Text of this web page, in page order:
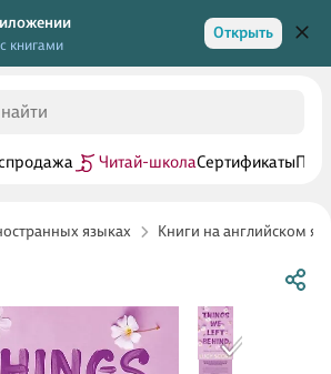
книгами
Открыть
Читай-школаСертификаты
языках Книги на английском